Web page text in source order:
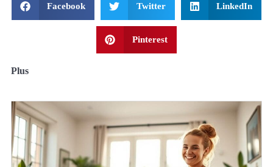
Facebook Twitter LinkedIn
Pinterest
Plus